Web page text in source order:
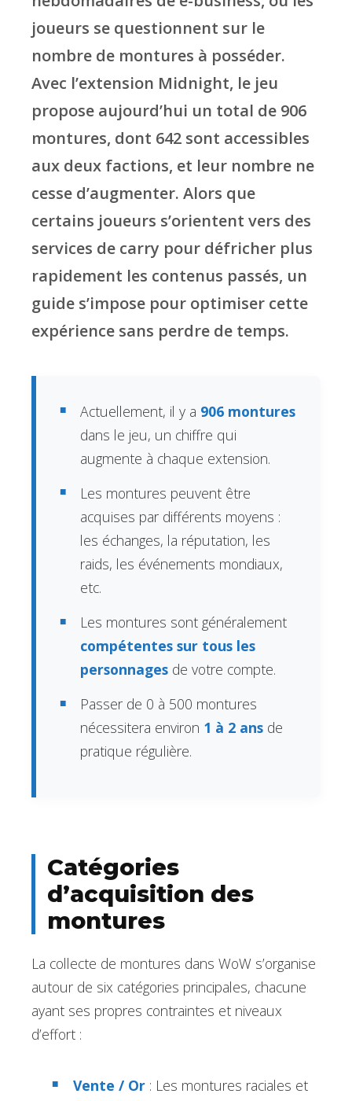
joueurs se questionnent sur le
nombre de montures à posséder.
Avec l’extension Midnight, le jeu
propose aujourd’hui un total de 906
montures, dont 642 sont accessibles
aux deux factions, et leur nombre ne
cesse d’augmenter. Alors que
certains joueurs s’orientent vers des
services de carry pour défricher plus
rapidement les contenus passés, un
guide s’impose pour optimiser cette
expérience sans perdre de temps.
Actuellement, il y a 906 montures
dans le jeu, un chiffre qui
augmente à chaque extension.
Les montures peuvent être
acquises par différents moyens :
les échanges, la réputation, les
raids, les événements mondiaux,
etc.
Les montures sont généralement
compétentes sur tous les
personnages de votre compte.
Passer de 0 à 500 montures
nécessitera environ 1 à 2 ans de
pratique régulière.
Catégories
d’acquisition des
montures
La collecte de montures dans WoW s’organise
autour de six catégories principales, chacune
ayant ses propres contraintes et niveaux
d’effort :
Vente / Or: Les montures raciales et